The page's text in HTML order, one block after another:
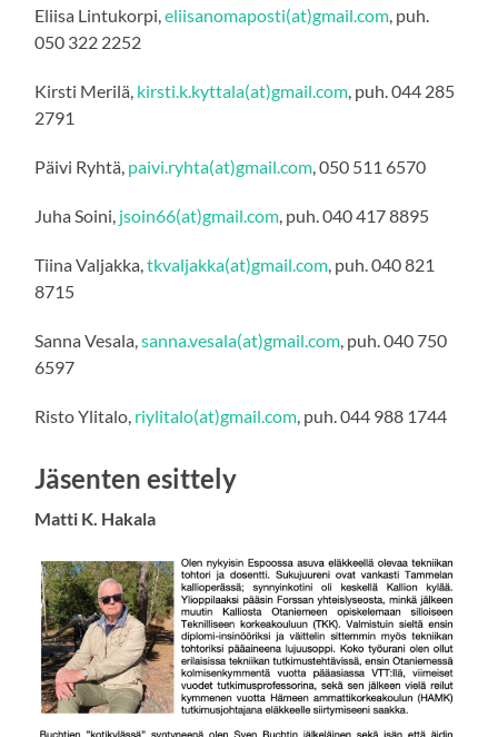
Eliisa Lintukorpi,eliisanomaposti(at)gmail.com , puh.
050 322 2252
Kirsti Merilä, kirsti.k.kyttala(at)gmail.com , puh. 044 285
2791
Päivi Ryhtä, paivi.ryhta(at)gmail.com , 050 511 6570
Juha Soini, jsoin66(at)gmail.com , puh. 040 417 8895
Tiina Valjakka,tkvaljakka(at)gmail.com , puh. 040 821
8715
Sanna Vesala,sanna.vesala(at)gmail.com , puh. 040 750
6597
Risto Ylitalo, riylitalo(at)gmail.com , puh. 044 988 1744
Jäsenten esittely
Matti K. Hakala